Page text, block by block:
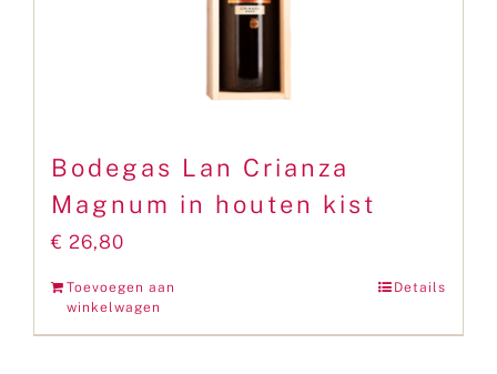
Bodegas Lan Crianza
Magnum in houten kist
€ 26,80
Toevoegen aan
winkelwagen
Details